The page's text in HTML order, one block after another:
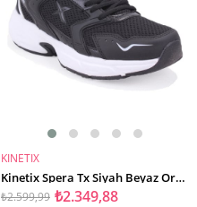
SEPETE EKLE
KINETIX
Kinetix Spera Tx Siyah Beyaz Ortopedik Günlük Erkek Spor Ayakkabı
₺2.349,88
₺2.599,99